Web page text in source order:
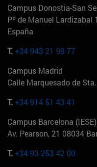
Campus Donostia-San
Pº de Manuel
España
T.+34 943 21 98 77
Campus Madrid
Calle Marquesado de
T.+34 914 51 43 41
Campus Barcelona (IESE)
Av. Pearson, 21 08034
T.+34 93 253 42 00